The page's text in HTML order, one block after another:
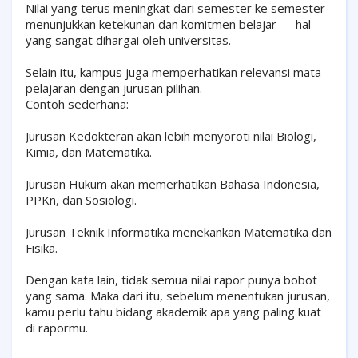
Nilai yang terus meningkat dari semester ke semester
menunjukkan ketekunan dan komitmen belajar — hal
yang sangat dihargai oleh universitas.
Selain itu, kampus juga memperhatikan relevansi mata
pelajaran dengan jurusan pilihan.
Contoh sederhana:
Jurusan Kedokteran akan lebih menyoroti nilai Biologi,
Kimia, dan Matematika.
Jurusan Hukum akan memerhatikan Bahasa Indonesia,
PPKn, dan Sosiologi.
Jurusan Teknik Informatika menekankan Matematika dan
Fisika.
Dengan kata lain, tidak semua nilai rapor punya bobot
yang sama. Maka dari itu, sebelum menentukan jurusan,
kamu perlu tahu bidang akademik apa yang paling kuat
di rapormu.